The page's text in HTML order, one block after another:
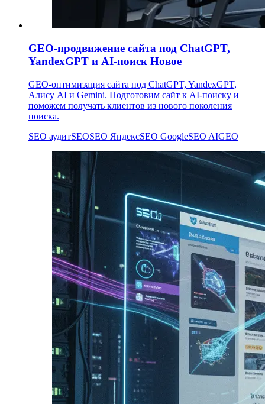
GEO-продвижение сайта под ChatGPT,
YandexGPT и AI-поиск Новое
GEO-оптимизация сайта под ChatGPT, YandexGPT,
Алису AI и Gemini. Подготовим сайт к AI-поиску и
поможем получать клиентов из нового поколения
поиска.
SEO аудитSEOSEO ЯндексSEO GoogleSEO AIGEO